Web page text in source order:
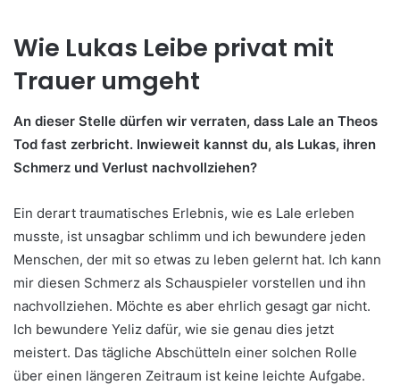
Wie Lukas Leibe privat mit
Trauer umgeht
An dieser Stelle dürfen wir verraten, dass Lale an Theos
Tod fast zerbricht. Inwieweit kannst du, als Lukas, ihren
Schmerz und Verlust nachvollziehen?
Ein derart traumatisches Erlebnis, wie es Lale erleben
musste, ist unsagbar schlimm und ich bewundere jeden
Menschen, der mit so etwas zu leben gelernt hat. Ich kann
mir diesen Schmerz als Schauspieler vorstellen und ihn
nachvollziehen. Möchte es aber ehrlich gesagt gar nicht.
Ich bewundere Yeliz dafür, wie sie genau dies jetzt
meistert. Das tägliche Abschütteln einer solchen Rolle
über einen längeren Zeitraum ist keine leichte Aufgabe.